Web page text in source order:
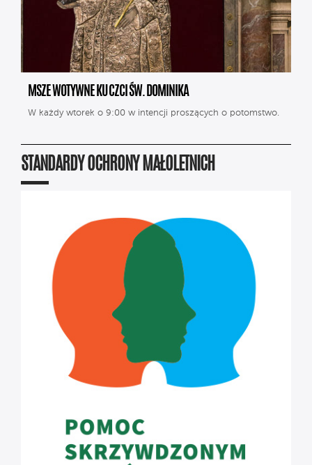
MSZE WOTYWNE KU CZCI ŚW. DOMINIKA
W każdy wtorek o 9:00 w intencji proszących o potomstwo.
STANDARDY OCHRONY MAŁOLETNICH